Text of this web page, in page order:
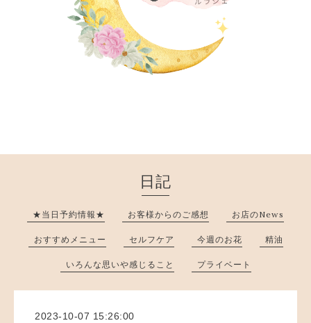
日記
★当日予約情報★ お客様からのご感想 お店のNews
おすすめメニュー セルフケア 今週のお花 精油
いろんな思いや感じること プライベート
2023-10-07 15:26:00